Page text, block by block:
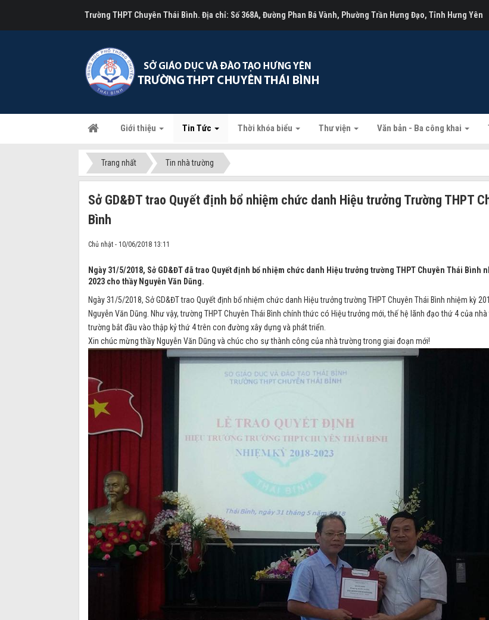
Giới thiệu Tin Tức Thời khóa biểu Thư viện Văn bản - Ba công khai
Trường THPT Chuyên Thái Bình. Địa chỉ: Số 368A, Đường Phan Bá Vành, Phường Trần Hưng Đạo, Tỉnh Hưng Yên
Trang nhất Tin nhà trường
Sở GD&ĐT trao Quyết định bổ nhiệm chức danh Hiệu trưởng Trường THPT
Bình
Chủ nhật - 10/06/2018 13:11
Ngày 31/5/2018, Sở GD&ĐT đã trao Quyết định bổ nhiệm chức danh Hiệu trưởng trường THPT Chuyên Thái Bình
2023 cho thầy Nguyễn Văn Dũng.
Ngày 31/5/2018, Sở GD&ĐT trao Quyết định bổ nhiệm chức danh Hiệu trưởng trường THPT Chuyên Thái Bình nhiệm kỳ
Nguyễn Văn Dũng. Như vậy, trường THPT Chuyên Thái Bình chính thức có Hiệu trưởng mới, thế hệ lãnh đạo thứ 4 của
trường bắt đầu vào thập kỷ thứ 4 trên con đường xây dựng và phát triển.
Xin chúc mừng thầy Nguyễn Văn Dũng và chúc cho sự thành công của nhà trường trong giai đoạn mới!